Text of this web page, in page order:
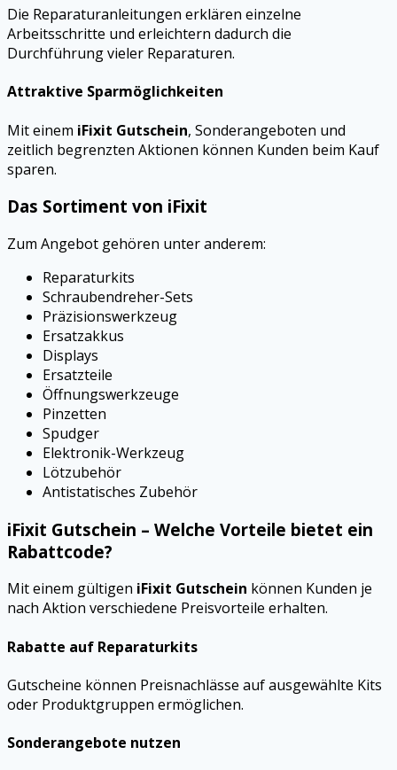
Die Reparaturanleitungen erklären einzelne
Arbeitsschritte und erleichtern dadurch die
Durchführung vieler Reparaturen.
Attraktive Sparmöglichkeiten
Mit einem iFixit Gutschein, Sonderangeboten und
zeitlich begrenzten Aktionen können Kunden beim Kauf
sparen.
Das Sortiment von iFixit
Zum Angebot gehören unter anderem:
Reparaturkits
Schraubendreher-Sets
Präzisionswerkzeug
Ersatzakkus
Displays
Ersatzteile
Öffnungswerkzeuge
Pinzetten
Spudger
Elektronik-Werkzeug
Lötzubehör
Antistatisches Zubehör
iFixit Gutschein – Welche Vorteile bietet ein
Rabattcode?
Mit einem gültigen iFixit Gutschein können Kunden je
nach Aktion verschiedene Preisvorteile erhalten.
Rabatte auf Reparaturkits
Gutscheine können Preisnachlässe auf ausgewählte Kits
oder Produktgruppen ermöglichen.
Sonderangebote nutzen